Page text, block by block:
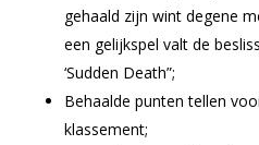
gehaald zijn wint degene
een gelijkspel valt de
‘Sudden Death”;
Behaalde punten tellen
klassement;